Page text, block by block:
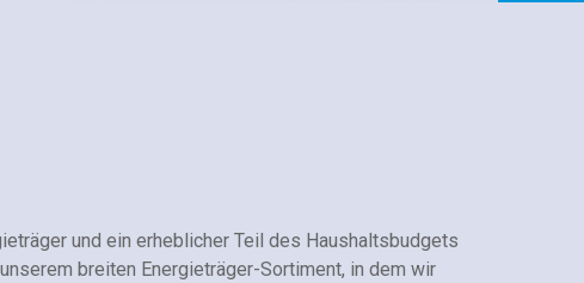
und ein erheblicher Teil des Haushaltsbudgets
breiten Energieträger-Sortiment, in dem wir